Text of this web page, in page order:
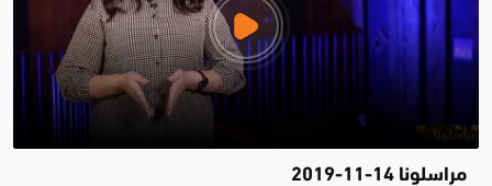
مراسلونا 14-11-2019